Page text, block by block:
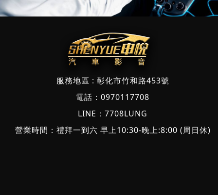
服務地區 : 彰化市竹和路453號
電話： 0970117708
LINE： 7708LUNG
營業時間：禮拜一到六 早上10:30-晚上:8:00 (周日休)